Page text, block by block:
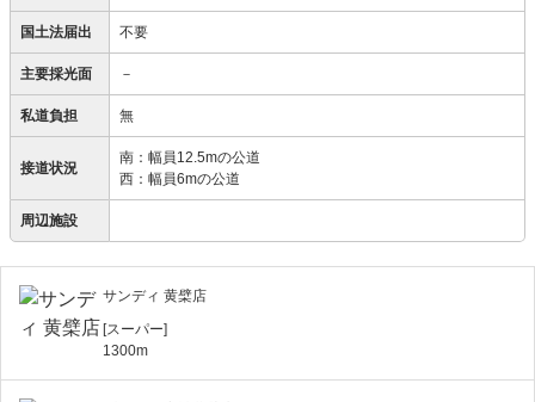
国土法届出 不要
主要採光面 －
私道負担 無
接道状況
南：幅員12.5mの公道
西：幅員6mの公道
周辺施設
サンディ 黄檗店
[スーパー]
1300m